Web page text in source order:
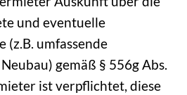
und eventuelle
(z.B. umfassende
gemäß § 556g Abs.
ist verpflichtet, diese